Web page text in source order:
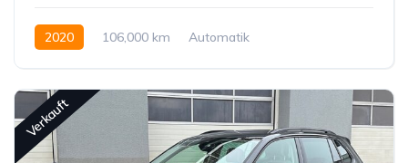
2020 106,000 km
Automatik
Verkauft